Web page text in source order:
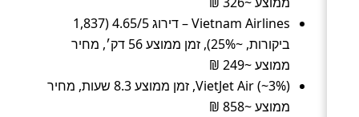
Vietnam Airlines – דירוג 4.65/5 (1,837
ביקורות, ~25%), זמן ממוצע 56 דק׳, מחיר
ממוצע ~249 ₪
VietJet Air (~3%), זמן ממוצע 8.3 שעות, מחיר
ממוצע ~858 ₪